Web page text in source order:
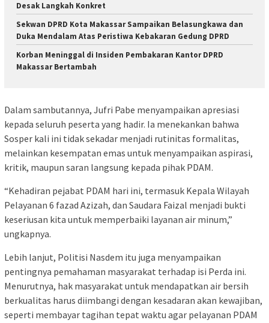
Desak Langkah Konkret
Sekwan DPRD Kota Makassar Sampaikan Belasungkawa dan
Duka Mendalam Atas Peristiwa Kebakaran Gedung DPRD
Korban Meninggal di Insiden Pembakaran Kantor DPRD
Makassar Bertambah
Dalam sambutannya, Jufri Pabe menyampaikan apresiasi
kepada seluruh peserta yang hadir. Ia menekankan bahwa
Sosper kali ini tidak sekadar menjadi rutinitas formalitas,
melainkan kesempatan emas untuk menyampaikan aspirasi,
kritik, maupun saran langsung kepada pihak PDAM.
“Kehadiran pejabat PDAM hari ini, termasuk Kepala Wilayah
Pelayanan 6 fazad Azizah, dan Saudara Faizal menjadi bukti
keseriusan kita untuk memperbaiki layanan air minum,”
ungkapnya.
Lebih lanjut, Politisi Nasdem itu juga menyampaikan
pentingnya pemahaman masyarakat terhadap isi Perda ini.
Menurutnya, hak masyarakat untuk mendapatkan air bersih
berkualitas harus diimbangi dengan kesadaran akan kewajiban,
seperti membayar tagihan tepat waktu agar pelayanan PDAM